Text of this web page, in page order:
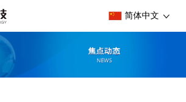
简体中文